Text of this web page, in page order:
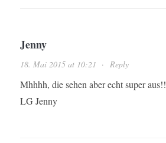
Jenny
18. Mai 2015 at 10:21 · Reply
Mhhhh, die sehen aber echt super aus!!
LG Jenny